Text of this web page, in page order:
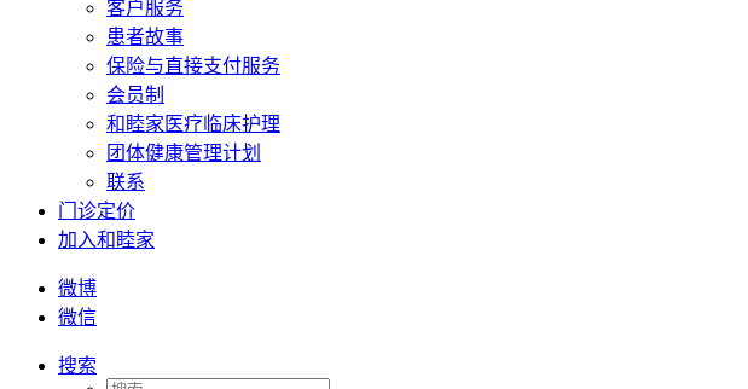
客户服务
患者故事
保险与直接支付服务
会员制
和睦家医疗临床护理
团体健康管理计划
联系
门诊定价
加入和睦家
微博
微信
搜索